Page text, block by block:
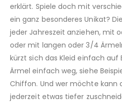
erklärt. Spiele doch mit
ein ganz besonderes Unikat?
jeder Jahreszeit anziehen, mit
oder mit langen oder 3/4
kürzt sich das Kleid einfach auf
Ärmel einfach weg, siehe
Chiffon. Und wer möchte kann
jederzeit etwas tiefer